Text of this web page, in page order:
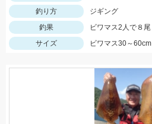
釣り方
ジギング
釣果
ビワマス2人で８尾
サイズ
ビワマス30～60cm